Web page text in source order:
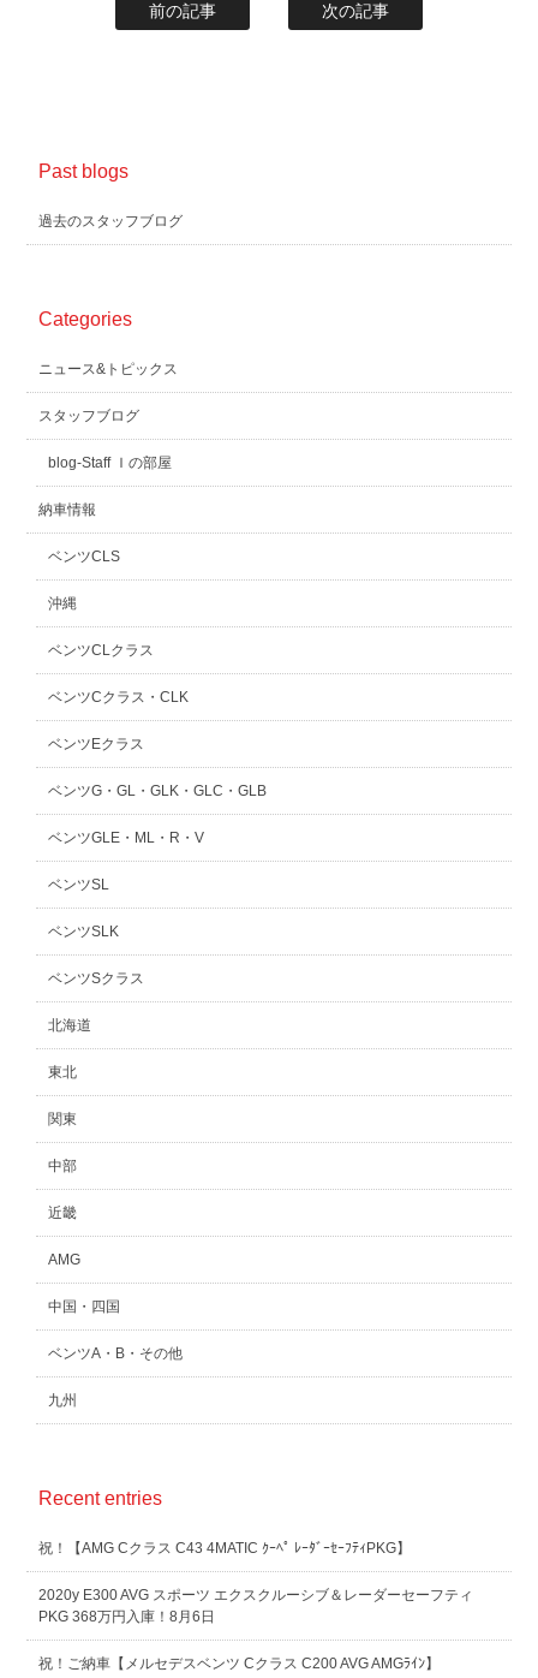
前の記事 次の記事
Past blogs
過去のスタッフブログ
Categories
ニュース&トピックス
スタッフブログ
blog-Staff Ｉの部屋
納車情報
ベンツCLS
沖縄
ベンツCLクラス
ベンツCクラス・CLK
ベンツEクラス
ベンツG・GL・GLK・GLC・GLB
ベンツGLE・ML・R・V
ベンツSL
ベンツSLK
ベンツSクラス
北海道
東北
関東
中部
近畿
AMG
中国・四国
ベンツA・B・その他
九州
Recent entries
祝！【AMG Cクラス C43 4MATIC ｸｰﾍﾟ ﾚｰﾀﾞｰｾｰﾌﾃｨPKG】
2020y E300 AVG スポーツ エクスクルーシブ＆レーダーセーフティ
PKG 368万円入庫！8月6日
祝！ご納車【メルセデスベンツ Cクラス C200 AVG AMGﾗｲﾝ】